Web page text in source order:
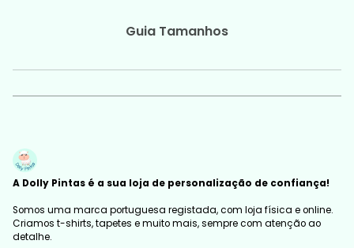
Guia Tamanhos
A Dolly Pintas é a sua loja de personalização de confiança!
Somos uma marca portuguesa registada, com loja física e online.
Criamos t-shirts, tapetes e muito mais, sempre com atenção ao
detalhe.